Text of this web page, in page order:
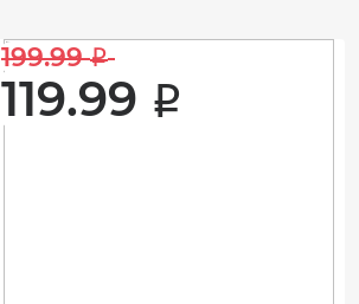
199.99 i
119.99 i